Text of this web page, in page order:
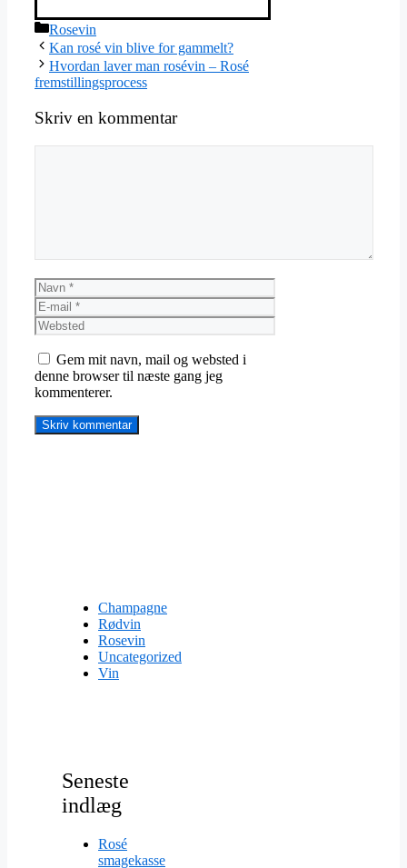
Kategorier
Rosevin
Kan rosé vin blive for gammelt?
Hvordan laver man rosévin – Rosé
fremstillingsprocess
Skriv en kommentar
Navn
E-
mail
Websted
Gem mit navn, mail og websted i
denne browser til næste gang jeg
kommenterer.
Champagne
Rødvin
Rosevin
Uncategorized
Vin
Seneste
indlæg
Rosé
smagekasse